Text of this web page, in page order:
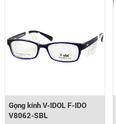
Gọng kính V-IDOL F-IDO
V8062-SBL